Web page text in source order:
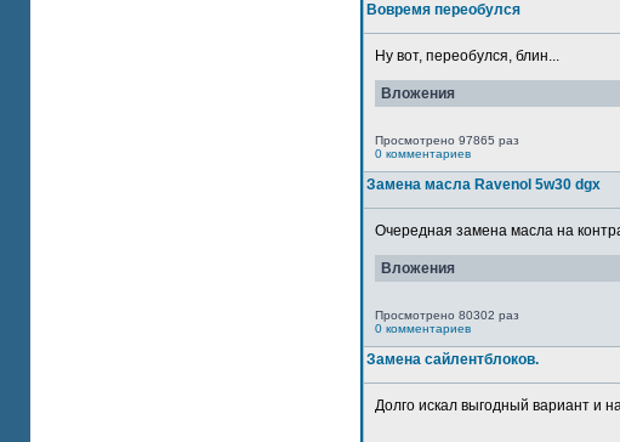
Вовремя переобулся
Ну вот, переобулся, блин...
Вложения
Просмотрено 97865 раз
0 комментариев
Замена масла Ravenol 5w30 dgx
Очередная замена масла на
Вложения
Просмотрено 80302 раз
0 комментариев
Замена сайлентблоков.
Долго искал выгодный вариант и